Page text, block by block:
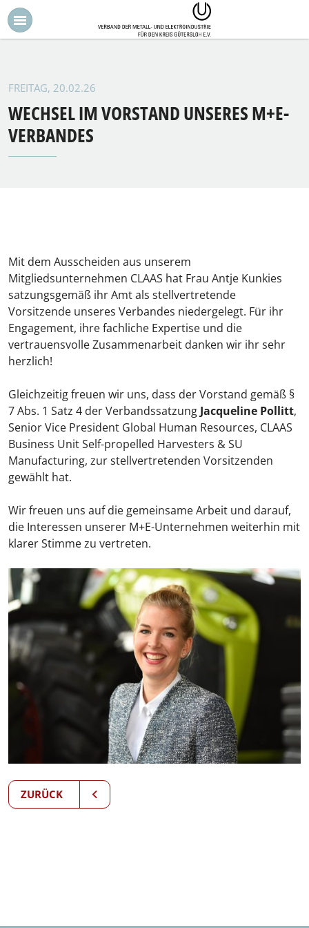
FREITAG, 20.02.26
WECHSEL IM VORSTAND UNSERES M+E-
VERBANDES
Mit dem Ausscheiden aus unserem
Mitgliedsunternehmen CLAAS hat Frau Antje Kunkies
satzungsgemäß ihr Amt als stellvertretende
Vorsitzende unseres Verbandes niedergelegt. Für ihr
Engagement, ihre fachliche Expertise und die
vertrauensvolle Zusammenarbeit danken wir ihr sehr
herzlich!
Gleichzeitig freuen wir uns, dass der Vorstand gemäß §
7 Abs. 1 Satz 4 der Verbandssatzung Jacqueline Pollitt,
Senior Vice President Global Human Resources, CLAAS
Business Unit Self-propelled Harvesters & SU
Manufacturing, zur stellvertretenden Vorsitzenden
gewählt hat.
Wir freuen uns auf die gemeinsame Arbeit und darauf,
die Interessen unserer M+E-Unternehmen weiterhin mit
klarer Stimme zu vertreten.
ZURÜCK